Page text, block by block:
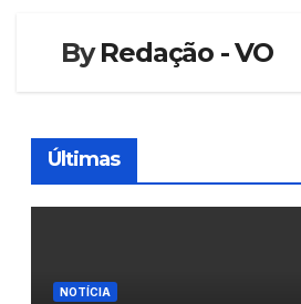
ByRedação - VO
Últimas
NOTÍCIA